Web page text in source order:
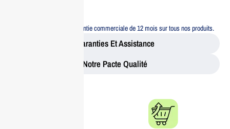
Bénéficiez d’une garantie commerciale de 12 mois sur tous nos produits.
Garanties Et Assistance
Notre Pacte Qualité